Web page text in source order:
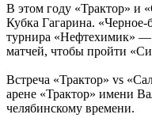
В этом году «Трактор» и
Кубка Гагарина.
турнира «Нефтехимик» —
матчей, чтобы пройти
Встреча «Трактор» vs
арене «Трактор» имени
челябинскому времени.